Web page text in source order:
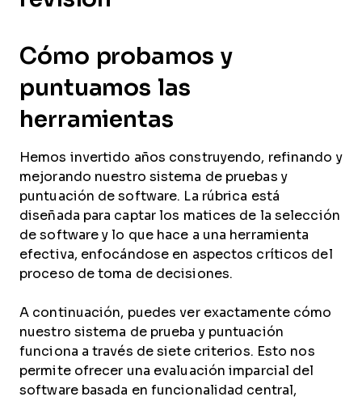
Cómo probamos y
puntuamos las
herramientas
Hemos invertido años construyendo, refinando y
mejorando nuestro sistema de pruebas y
puntuación de software. La rúbrica está
diseñada para captar los matices de la selección
de software y lo que hace a una herramienta
efectiva, enfocándose en aspectos críticos del
proceso de toma de decisiones.
A continuación, puedes ver exactamente cómo
nuestro sistema de prueba y puntuación
funciona a través de siete criterios. Esto nos
permite ofrecer una evaluación imparcial del
software basada en funcionalidad central,